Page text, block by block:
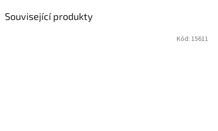
Související produkty
Kód: 15611